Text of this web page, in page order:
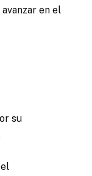
en el
su